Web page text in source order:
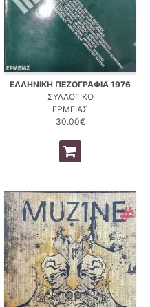
ΕΛΛΗΝΙΚΗ ΠΕΖΟΓΡΑΦΙΑ 1976
ΣΥΛΛΟΓΙΚΟ
ΕΡΜΕΙΑΣ
30.00€